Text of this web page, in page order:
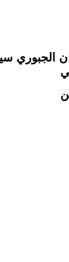
الجبوري